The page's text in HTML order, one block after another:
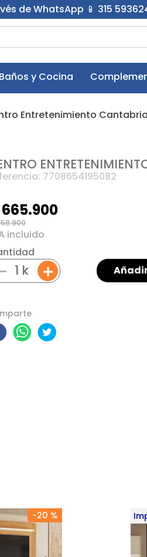
de WhatsApp 📱 315
Baños y Cocina
Entretenimiento Cantabria
: 7708654195082
.900
665.900
＋
-20 %